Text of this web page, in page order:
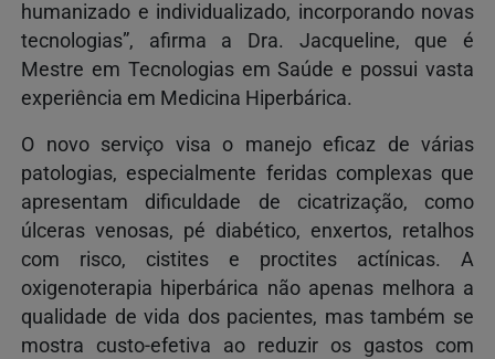
humanizado e individualizado, incorporando novas
tecnologias”, afirma a Dra. Jacqueline, que é
Mestre em Tecnologias em Saúde e possui vasta
experiência em Medicina Hiperbárica.
O novo serviço visa o manejo eficaz de várias
patologias, especialmente feridas complexas que
apresentam dificuldade de cicatrização, como
úlceras venosas, pé diabético, enxertos, retalhos
com risco, cistites e proctites actínicas. A
oxigenoterapia hiperbárica não apenas melhora a
qualidade de vida dos pacientes, mas também se
mostra custo-efetiva ao reduzir os gastos com